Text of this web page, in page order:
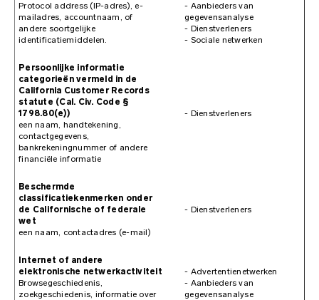
Protocol address (IP-adres), e-
mailadres, accountnaam, of
andere soortgelijke
identificatiemiddelen.
- Aanbieders van
gegevensanalyse
- Dienstverleners
- Sociale netwerken
Persoonlijke informatie
categorieën vermeld in de
California Customer Records
statute (Cal. Civ. Code §
1798.80(e))
een naam, handtekening,
contactgegevens,
bankrekeningnummer of andere
financiële informatie
- Dienstverleners
Beschermde
classificatiekenmerken onder
de Californische of federale
wet
een naam, contactadres (e-mail)
- Dienstverleners
Internet of andere
elektronische netwerkactiviteit
Browsegeschiedenis,
zoekgeschiedenis, informatie over
- Advertentienetwerken
- Aanbieders van
gegevensanalyse